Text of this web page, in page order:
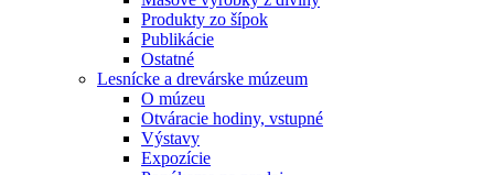
Produkty zo šípok
Publikácie
Ostatné
Lesnícke a drevárske múzeum
O múzeu
Otváracie hodiny, vstupné
Výstavy
Expozície